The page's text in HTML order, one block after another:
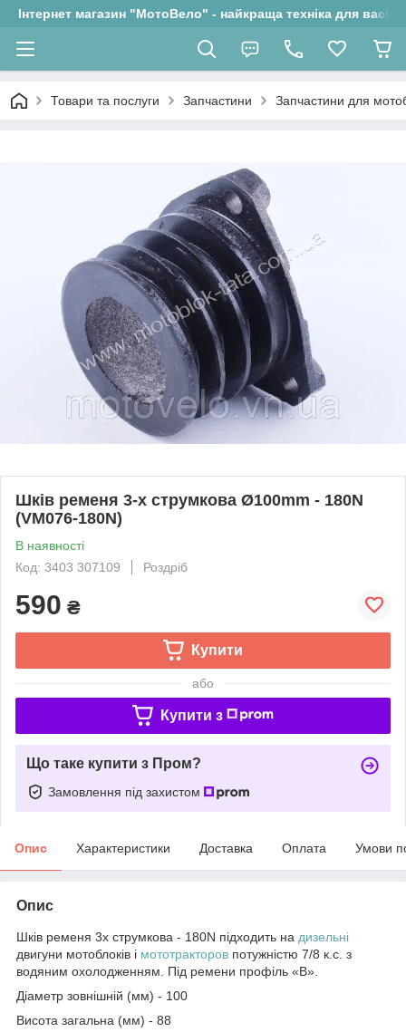
Інтернет магазин "МотоВело" - найкраща техніка для вас!
Товари та послуги Запчастини Запчастини для
Шків ременя 3-х струмкова Ø100mm - 180N
(VM076-180N)
В наявності
Код: 3403 307109
Роздріб
590 ₴
Купити
або
Купити з
Що таке купити з Пром?
Замовлення під захистом
Опис Характеристики Доставка Оплата Умови
Опис
Шків ременя 3х струмкова - 180N підходить на дизельні
двигуни мотоблоків і мототракторов потужністю 7/8 к.с. з
водяним охолодженням. Під ремени профіль «В».
Діаметр зовнішній (мм) - 100
Висота загальна (мм) - 88